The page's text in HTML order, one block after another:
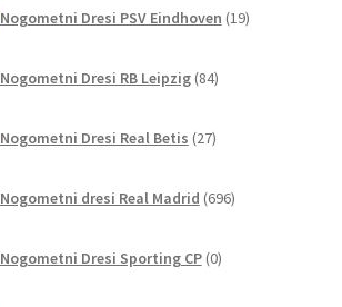
Nogometni Dresi PSV Eindhoven 19izdelkov
Nogometni Dresi RB Leipzig 84izdelkov
Nogometni Dresi Real Betis 27izdelkov
Nogometni dresi Real Madrid 696izdelkov
Nogometni Dresi Sporting CP 0izdelkov